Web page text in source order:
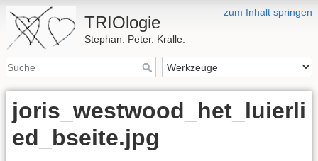
zum Inhalt springen
TRIOlogie
Stephan. Peter. Kralle.
joris_westwood_het_luierli
ed_bseite.jpg